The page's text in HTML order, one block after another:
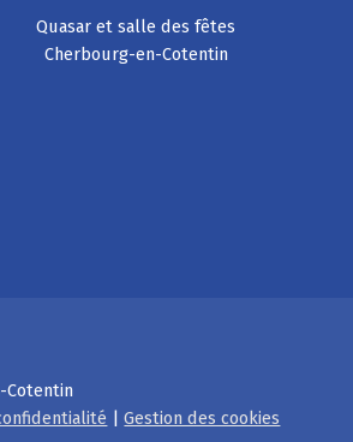
Quasar et salle des fêtes
Cherbourg-en-Cotentin
Cotentin
|Gestion des cookies